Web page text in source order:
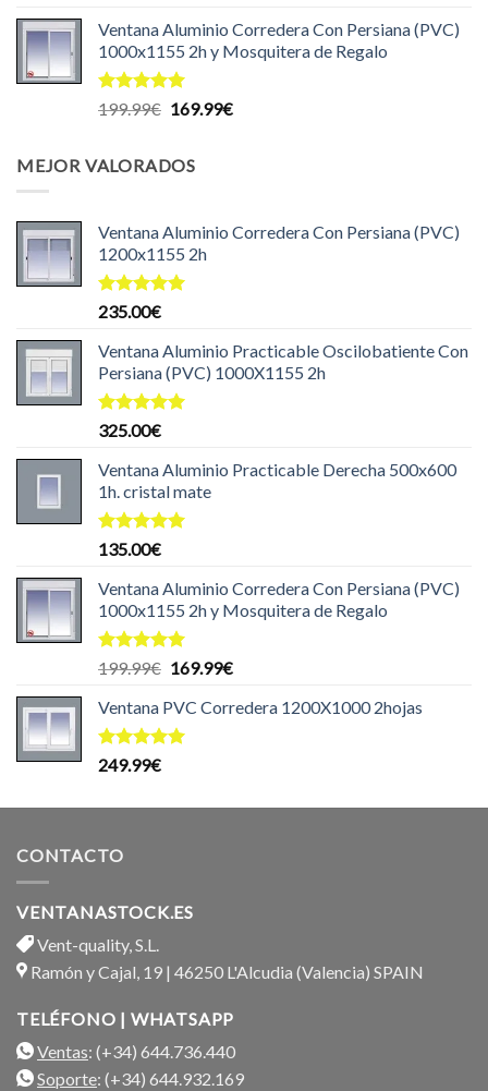
original
era:
204.99€.
actual
es:
Ventana Aluminio Corredera Con Persiana (PVC)
1000x1155 2h y Mosquitera de Regalo
Valorado
199.99€ El
era:
169.99€El
MEJOR VALORADOS
Ventana Aluminio Corredera Con Persiana (PVC)
1200x1155 2h
Valorado
de 5
235.00€
Ventana Aluminio Practicable Oscilobatiente Con
Persiana (PVC) 1000X1155 2h
Valorado
de 5
325.00€
Ventana Aluminio Practicable Derecha 500x600
1h. cristal mate
Valorado
de 5
135.00€
Ventana Aluminio Corredera Con Persiana (PVC)
1000x1155 2h y Mosquitera de Regalo
Valorado
de 5
199.99€ El
original
era:
169.99€El
actual
Ventana PVC Corredera 1200X1000 2hojas
Valorado
249.99€
CONTACTO
VENTANASTOCK.ES
Vent-quality, S.L.
Ramón y Cajal, 19 | 46250 L'Alcudia (Valencia) SPAIN
TELÉFONO | WHATSAPP
Ventas: (+34) 644.736.440
Soporte: (+34) 644.932.169